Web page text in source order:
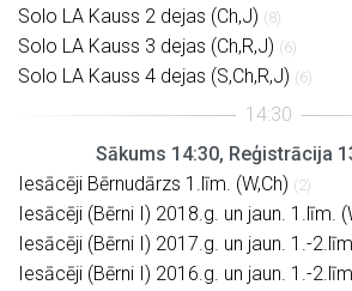
Solo LA Kauss 2 dejas (Ch,J) (8)
Solo LA Kauss 3 dejas (Ch,R,J) (6)
Solo LA Kauss 4 dejas (S,Ch,R,J) (6)
Sākums 14:30, Reģistrācija
Iesācēji Bērnudārzs 1.līm. (W,Ch) (2)
Iesācēji (Bērni I) 2018.g. un jaun. 1.līm.
Iesācēji (Bērni I) 2017.g. un jaun. 1.-
Iesācēji (Bērni I) 2016.g. un jaun. 1.-